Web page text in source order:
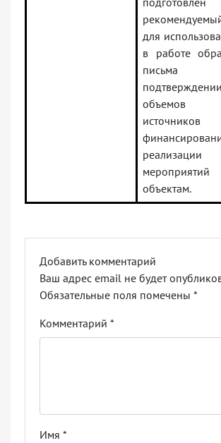
для
в работе
подтверждении
источников
реализации
объектам.
Добавить комментарий
Ваш адрес email не будет
Обязательные поля помечены *
Комментарий *
Имя *